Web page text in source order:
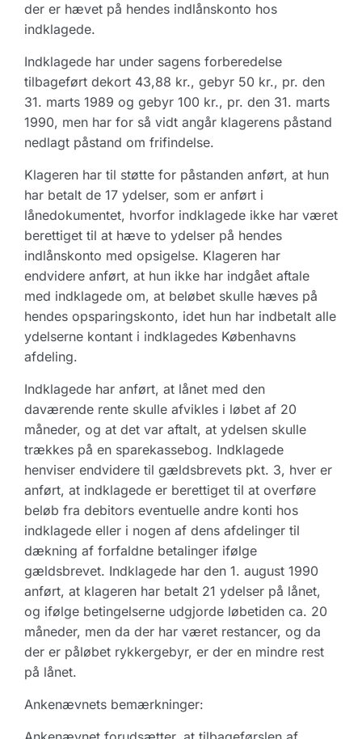
der er hævet på hendes indlånskonto hos
indklagede.
Indklagede har under sagens forberedelse
tilbageført dekort 43,88 kr., gebyr 50 kr., pr. den
31. marts 1989 og gebyr 100 kr., pr. den 31. marts
1990, men har for så vidt angår klagerens påstand
nedlagt påstand om frifindelse.
Klageren har til støtte for påstanden anført, at hun
har betalt de 17 ydelser, som er anført i
lånedokumentet, hvorfor indklagede ikke har været
berettiget til at hæve to ydelser på hendes
indlånskonto med opsigelse. Klageren har
endvidere anført, at hun ikke har indgået aftale
med indklagede om, at beløbet skulle hæves på
hendes opsparingskonto, idet hun har indbetalt alle
ydelserne kontant i indklagedes Københavns
afdeling.
Indklagede har anført, at lånet med den
daværende rente skulle afvikles i løbet af 20
måneder, og at det var aftalt, at ydelsen skulle
trækkes på en sparekassebog. Indklagede
henviser endvidere til gældsbrevets pkt. 3, hver er
anført, at indklagede er berettiget til at overføre
beløb fra debitors eventuelle andre konti hos
indklagede eller i nogen af dens afdelinger til
dækning af forfaldne betalinger ifølge
gældsbrevet. Indklagede har den 1. august 1990
anført, at klageren har betalt 21 ydelser på lånet,
og ifølge betingelserne udgjorde løbetiden ca. 20
måneder, men da der har været restancer, og da
der er påløbet rykkergebyr, er der en mindre rest
på lånet.
Ankenævnets bemærkninger: